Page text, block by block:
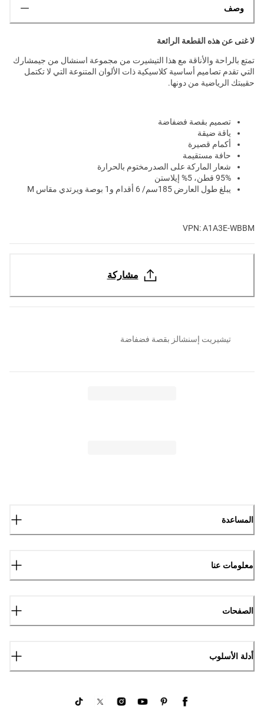
وصف
لا غنى عن هذه القطعة الرائعة
تمتع بالراحة والأناقة مع هذا التيشيرت من مجموعة اسنشال من جيمشارك
التي تقدم تصاميم أساسية كلاسيكية ذات الألوان المتنوعة التي لا تكتمل
حقيبتك الرياضية من دونها.
تصميم بقصة فضفاضة
ياقة ضيقة
أكمام قصيرة
حافة مستقيمة
شعار الماركة على الصدرمختوم بالحرارة
95% قطن، 5% إيلاستن
يبلغ طول العارض 185سم/ 6 أقدام و1 بوصة ويرتدي مقاس M
VPN: A1A3E-WBBM
مشاركة
تيشيريت إسنشالز بقصة فضفاضة
المساعدة
معلومات عنا
الصفحات
أدلة الأسلوب